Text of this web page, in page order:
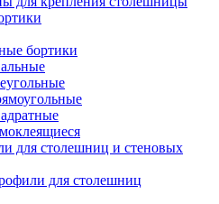
бортики
для столешниц и стеновых
для столешниц